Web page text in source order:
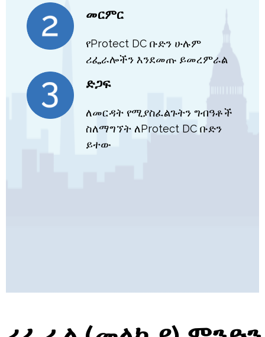
መርምር
የProtect DC ቡድን ሁሉም
ሪፌራሎችን እንደመጡ ይመረምራል
ድጋፍ
ለመርዳት የሚያስፈልጉትን ግብዓቶች
ስለማግኘት ለProtect DC ቡድን
ይተው